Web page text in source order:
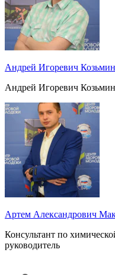
Андрей Игоревич Козьмин
Андрей Игоревич Козьмин
Артем Александрович
Консультант по
руководитель